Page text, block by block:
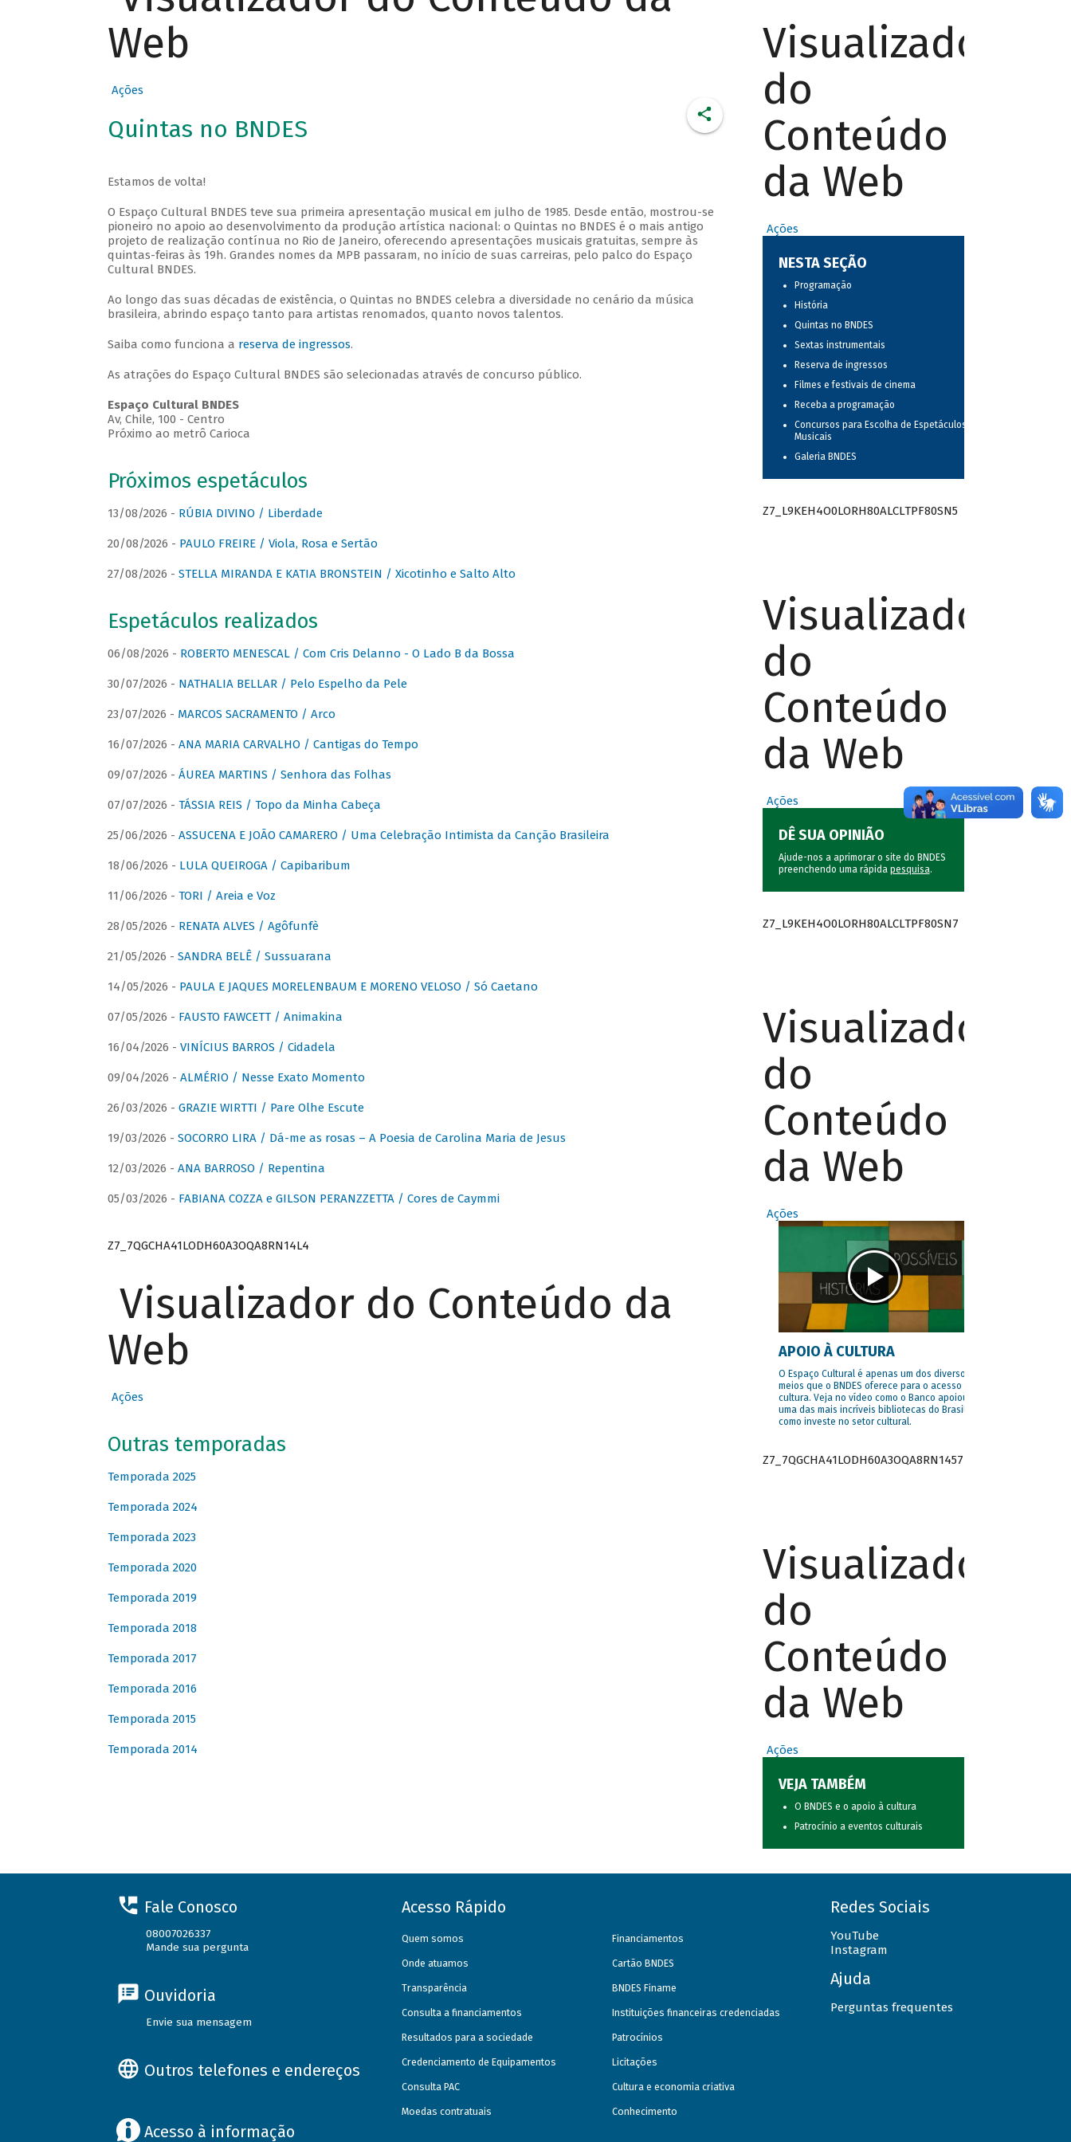
Web
Ações
Quintas no BNDES
Estamos de volta!
O Espaço Cultural BNDES teve sua primeira apresentação musical em julho de 1985. Desde então, mostrou-se
pioneiro no apoio ao desenvolvimento da produção artística nacional: o Quintas no BNDES é o mais antigo
projeto de realização contínua no Rio de Janeiro, oferecendo apresentações musicais gratuitas, sempre às
quintas-feiras às 19h. Grandes nomes da MPB passaram, no início de suas carreiras, pelo palco do Espaço
Cultural BNDES.
Ao longo das suas décadas de existência, o Quintas no BNDES celebra a diversidade no cenário da música
brasileira, abrindo espaço tanto para artistas renomados, quanto novos talentos.
Saiba como funciona a reserva de ingressos.
As atrações do Espaço Cultural BNDES são selecionadas através de concurso público.
Espaço Cultural BNDES
Av, Chile, 100 - Centro
Próximo ao metrô Carioca
Próximos espetáculos
13/08/2026 - RÚBIA DIVINO / Liberdade
20/08/2026 - PAULO FREIRE / Viola, Rosa e Sertão
27/08/2026 - STELLA MIRANDA E KATIA BRONSTEIN / Xicotinho e Salto Alto
Espetáculos realizados
06/08/2026 - ROBERTO MENESCAL / Com Cris Delanno - O Lado B da Bossa
30/07/2026 - NATHALIA BELLAR / Pelo Espelho da Pele
23/07/2026 - MARCOS SACRAMENTO / Arco
16/07/2026 - ANA MARIA CARVALHO / Cantigas do Tempo
09/07/2026 - ÁUREA MARTINS / Senhora das Folhas
07/07/2026 - TÁSSIA REIS / Topo da Minha Cabeça
25/06/2026 - ASSUCENA E JOÃO CAMARERO / Uma Celebração Intimista da Canção Brasileira
18/06/2026 - LULA QUEIROGA / Capibaribum
11/06/2026 - TORI / Areia e Voz
28/05/2026 - RENATA ALVES / Agôfunfè
21/05/2026 - SANDRA BELÊ / Sussuarana
14/05/2026 - PAULA E JAQUES MORELENBAUM E MORENO VELOSO / Só Caetano
07/05/2026 - FAUSTO FAWCETT / Animakina
16/04/2026 - VINÍCIUS BARROS / Cidadela
09/04/2026 - ALMÉRIO / Nesse Exato Momento
26/03/2026 - GRAZIE WIRTTI / Pare Olhe Escute
19/03/2026 - SOCORRO LIRA / Dá-me as rosas – A Poesia de Carolina Maria de Jesus
12/03/2026 - ANA BARROSO / Repentina
05/03/2026 - FABIANA COZZA e GILSON PERANZZETTA / Cores de Caymmi
Z7_7QGCHA41LODH60A3OQA8RN14L4
Visualizador do Conteúdo da
Web
Ações
Outras temporadas
Temporada 2025
Temporada 2024
Temporada 2023
Temporada 2020
Temporada 2019
Temporada 2018
Temporada 2017
Temporada 2016
Temporada 2015
Temporada 2014
Visualizador
do
Conteúdo
da Web
Ações
NESTA SEÇÃO
Programação
História
Quintas no BNDES
Sextas instrumentais
Reserva de ingressos
Filmes e festivais de cinema
Receba a programação
Concursos para Escolha de Espetáculos
Musicais
Galeria BNDES
Z7_L9KEH4O0LORH80ALCLTPF80SN5
Visualizador
do
Conteúdo
da Web
Ações
DÊ SUA OPINIÃO
Ajude-nos a aprimorar o site do BNDES
preenchendo uma rápida pesquisa.
Z7_L9KEH4O0LORH80ALCLTPF80SN7
Visualizador
do
Conteúdo
da Web
Ações
APOIO À CULTURA
O Espaço Cultural é apenas um dos diversos
meios que o BNDES oferece para o acesso à
cultura. Veja no vídeo como o Banco apoiou
uma das mais incríveis bibliotecas do Brasil e
como investe no setor cultural.
Z7_7QGCHA41LODH60A3OQA8RN1457
Visualizador
do
Conteúdo
da Web
Ações
VEJA TAMBÉM
O BNDES e o apoio à cultura
Patrocínio a eventos culturais
Fale Conosco
08007026337
Mande sua pergunta
Ouvidoria
Envie sua mensagem
Outros telefones e endereços
Acesso à informação
Acesso Rápido
Quem somos
Onde atuamos
Transparência
Consulta a financiamentos
Resultados para a sociedade
Credenciamento de Equipamentos
Consulta PAC
Moedas contratuais
Financiamentos
Cartão BNDES
BNDES Finame
Instituições financeiras credenciadas
Patrocínios
Licitações
Cultura e economia criativa
Conhecimento
Redes Sociais
YouTube
Instagram
Ajuda
Perguntas frequentes